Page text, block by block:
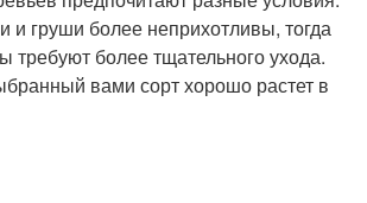
и груши более неприхотливы, тогда
требуют более тщательного ухода.
вами сорт хорошо растет в